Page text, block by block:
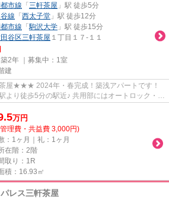
市線 「 三軒茶屋 」駅 徒歩5分
線 「 西太子堂 」駅 徒歩12分
市線 「駒沢大学 」駅 徒歩15分
谷区三軒茶屋 １丁目１７-１１
2年 ｜募集中： 1室
建
★★★ 2024年・春完成！築浅アパートです！
より徒歩5分の駅近♪ 共用部にはオートロック・宅
万円
理費・共益費 3,000円)
：1ヶ月｜礼：1ヶ月
在階：2階
取り：1R
積：16.93㎡
レス三軒茶屋